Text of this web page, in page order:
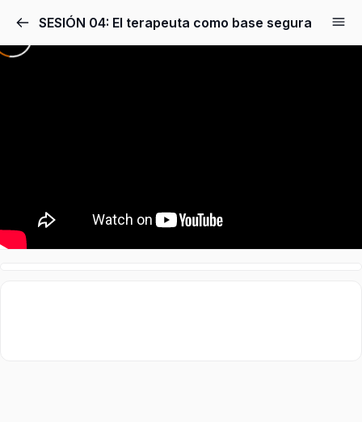
SESIÓN 04: El terapeuta como base segura